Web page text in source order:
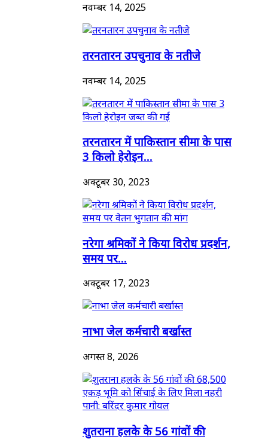
नवम्बर 14, 2025
तरनतारन उपचुनाव के नतीजे
नवम्बर 14, 2025
तरनतारन में पाकिस्तान सीमा के पास
3 किलो हेरोइन...
अक्टूबर 30, 2023
नरेगा श्रमिकों ने किया विरोध प्रदर्शन,
समय पर...
अक्टूबर 17, 2023
नाभा जेल कर्मचारी बर्खास्त
अगस्त 8, 2026
शुतराना हलके के 56 गांवों की